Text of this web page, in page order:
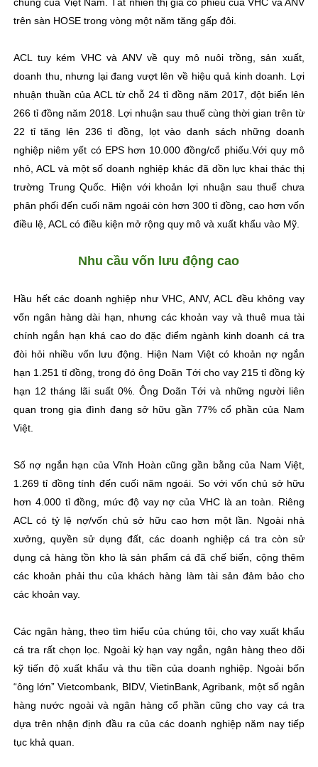
trên sàn HOSE trong vòng một năm tăng gấp đôi.
ACL tuy kém VHC và ANV về quy mô nuôi trồng, sản xuất,
doanh thu, nhưng lại đang vượt lên về hiệu quả kinh doanh. Lợi
nhuận thuần của ACL từ chỗ 24 tỉ đồng năm 2017, đột biến lên
266 tỉ đồng năm 2018. Lợi nhuận sau thuế cùng thời gian trên từ
22 tỉ tăng lên 236 tỉ đồng, lọt vào danh sách những doanh
nghiệp niêm yết có EPS hơn 10.000 đồng/cổ phiếu.Với quy mô
nhỏ, ACL và một số doanh nghiệp khác đã dồn lực khai thác thị
trường Trung Quốc. Hiện với khoản lợi nhuận sau thuế chưa
phân phối đến cuối năm ngoái còn hơn 300 tỉ đồng, cao hơn vốn
điều lệ, ACL có điều kiện mở rộng quy mô và xuất khẩu vào Mỹ.
Nhu cầu vốn lưu động cao
Hầu hết các doanh nghiệp như VHC, ANV, ACL đều không vay
vốn ngân hàng dài hạn, nhưng các khoản vay và thuê mua tài
chính ngắn hạn khá cao do đặc điểm ngành kinh doanh cá tra
đòi hỏi nhiều vốn lưu động. Hiện Nam Việt có khoản nợ ngắn
hạn 1.251 tỉ đồng, trong đó ông Doãn Tới cho vay 215 tỉ đồng kỳ
hạn 12 tháng lãi suất 0%. Ông Doãn Tới và những người liên
quan trong gia đình đang sở hữu gần 77% cổ phần của Nam
Việt.
Số nợ ngắn hạn của Vĩnh Hoàn cũng gần bằng của Nam Việt,
1.269 tỉ đồng tính đến cuối năm ngoái. So với vốn chủ sở hữu
hơn 4.000 tỉ đồng, mức độ vay nợ của VHC là an toàn. Riêng
ACL có tỷ lệ nợ/vốn chủ sở hữu cao hơn một lần. Ngoài nhà
xưởng, quyền sử dụng đất, các doanh nghiệp cá tra còn sử
dụng cả hàng tồn kho là sản phẩm cá đã chế biến, cộng thêm
các khoản phải thu của khách hàng làm tài sản đảm bảo cho
các khoản vay.
Các ngân hàng, theo tìm hiểu của chúng tôi, cho vay xuất khẩu
cá tra rất chọn lọc. Ngoài kỳ hạn vay ngắn, ngân hàng theo dõi
kỹ tiến độ xuất khẩu và thu tiền của doanh nghiệp. Ngoài bốn
“ông lớn” Vietcombank, BIDV, VietinBank, Agribank, một số ngân
hàng nước ngoài và ngân hàng cổ phần cũng cho vay cá tra
dựa trên nhận định đầu ra của các doanh nghiệp năm nay tiếp
tục khả quan.